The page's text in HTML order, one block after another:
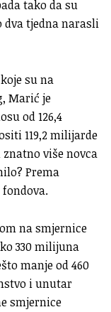
tako da su
tjedna narasli
su na
Marić je
od 126,4
119,2 milijarde
više novca
Prema
na smjernice
330 milijuna
manje od 460
i unutar
smjernice